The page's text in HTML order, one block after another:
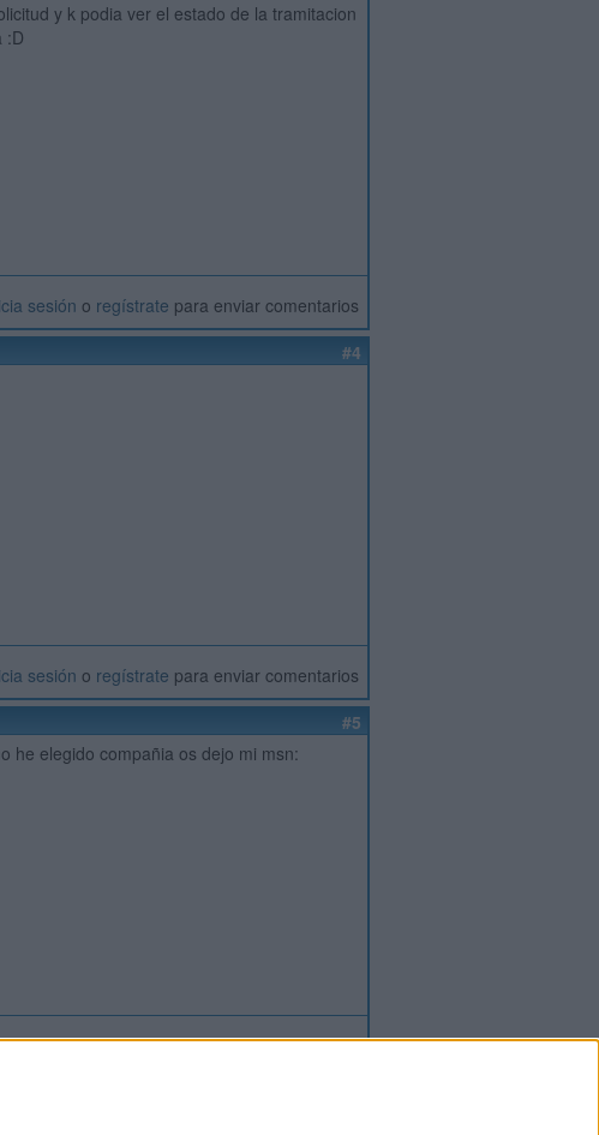
y k podia ver el estado de la tramitacion
:D
sesión o regístrate para enviar comentarios
#4
sesión o regístrate para enviar comentarios
#5
he elegido compañia os dejo mi msn:
sesiónoregístratepara enviar comentarios